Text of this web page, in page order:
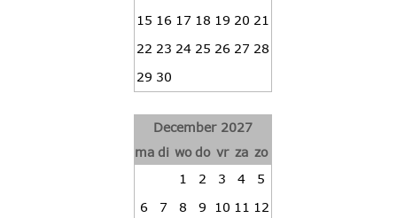
15 16 17 18 19 20 21
22 23 24 25 26 27 28
29 30
December 2027
ma di wodo vr za zo
1
2 3 4
5
6
7 8 9 10 11 12